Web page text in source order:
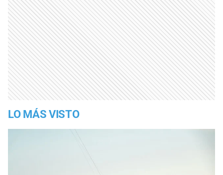
LO MÁS VISTO